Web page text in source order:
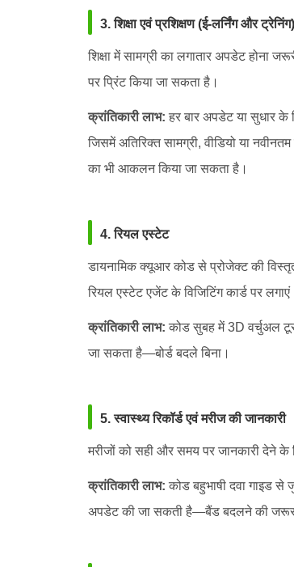
3. शिक्षा एवं प्रशिक्षण (ई-लर्निंग और ट्रेनिंग)
शिक्षा में सामग्री का लगातार अपडेट होना
पर प्रिंट किया जा सकता है।
क्रांतिकारी लाभ: हर बार अपडेट या सुधार
जिसमें अतिरिक्त सामग्री, वीडियो या
का भी आकलन किया जा सकता है।
4. रियल एस्टेट
डायनामिक क्यूआर कोड से प्रोजेक्ट की
रियल एस्टेट एजेंट के विजिटिंग कार्ड पर
क्रांतिकारी लाभ: कोड सुबह में 3D वर्चुअल
जा सकता है—बोर्ड बदले बिना।
5. स्वास्थ्य रिकॉर्ड एवं मरीज की जानकारी
मरीजों को सही और समय पर जानकारी देने
क्रांतिकारी लाभ: कोड बहुभाषी दवा गाइड
अपडेट की जा सकती है—बैंड बदलने की